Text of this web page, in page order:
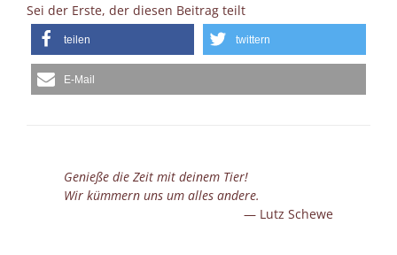
Sei der Erste, der diesen Beitrag teilt
teilen twittern
E-Mail
Genieße die Zeit mit deinem Tier!
Wir kümmern uns um alles andere.
Lutz Schewe